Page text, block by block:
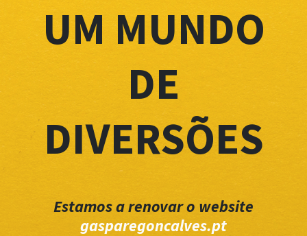
UM MUNDO
DE
DIVERSÕES
Estamos a renovar o website
gasparegoncalves.pt